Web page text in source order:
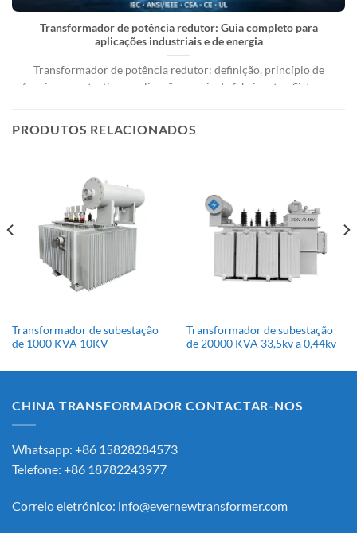
Transformador de potência redutor: Guia completo para
aplicações industriais e de energia
Transformador de potência redutor: definição, princípio de
funcionamento, tipos, aplicações e guia de fabricantes. Sistemas
PRODUTOS RELACIONADOS
Transformador de subestação
de 1000 KVA 10KV
Transformador de subestação
de 20000 KVA 33,5kv a 0,44kv
CHINA TRANSFORMADOR CONTACTAR-NOS
Whatsapp: +86 15828284573
Telefone: +86 18782243977
Correio eletrónico: info@evernewtransformer.com